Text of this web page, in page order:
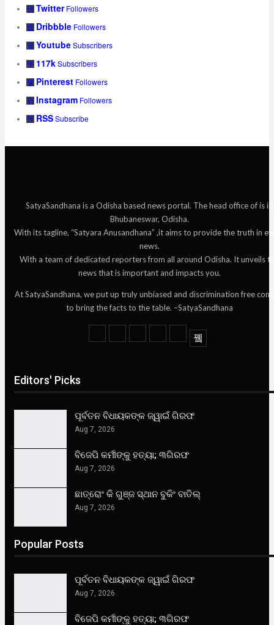
Twitter Followers
Dribbble Followers
YoutubeSubscribers
117kSubscribers
Pinterest Followers
Instagram Followers
RSSSubscribe
SatyaSandhana is a Odisha based news portal. The head office of is in
Bhubaneswar, Odisha.
With its tagline, “Satyara Anusandhana” ,it aims to provide the truth in
news.
With a team of dedicated reporters from all around Odisha. It unveils
news that is important and impacts you.
At SatyaSandhana, we put up truly unbiased and discrimination free
to bring the facts to the table. –SatyaSandhana
Editors' Picks
ପୂର୍ବତନ ବିଧାୟକଙ୍କ ଜ୍ୱାଇଁ ଗିରଫ
Aug 7, 2026
ବିଜେପି କର୍ମୀଙ୍କୁ ହତ୍ୟା; ୩ଗିରଫ
Aug 7, 2026
ଛାତ୍ରୋଂ କି ଗୁଞ୍ଜ ସ୍ଥାନ ବୁକିଂ ବାତିଲ୍
Aug 7, 2026
Popular Posts
ପୂର୍ବତନ ବିଧାୟକଙ୍କ ଜ୍ୱାଇଁ ଗିରଫ
Aug 7, 2026
ବିଜେପି କର୍ମୀଙ୍କୁ ହତ୍ୟା; ୩ଗିରଫ